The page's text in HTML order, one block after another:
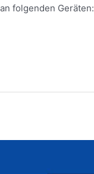
folgenden